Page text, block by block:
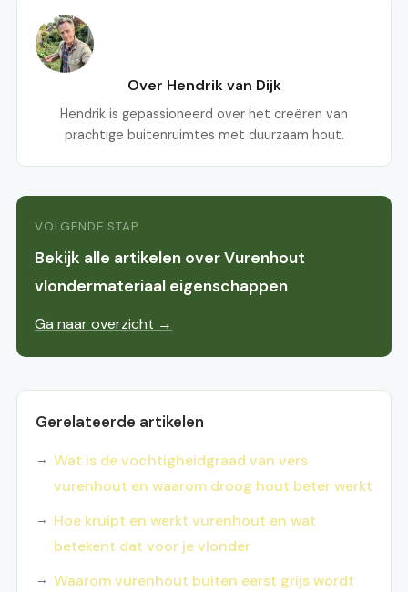
Over Hendrik van Dijk
Hendrik is gepassioneerd over het creëren van
prachtige buitenruimtes met duurzaam hout.
VOLGENDE STAP
Bekijk alle artikelen over Vurenhout
vlondermateriaal eigenschappen
Ga naar overzicht →
Gerelateerde artikelen
Wat is de vochtigheidgraad van vers
vurenhout en waarom droog hout beter werkt
Hoe kruipt en werkt vurenhout en wat
betekent dat voor je vlonder
Waarom vurenhout buiten eerst grijs wordt